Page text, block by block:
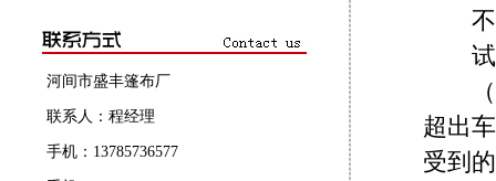
河间市盛丰篷布厂
联系人：程经理
手机：13785736577
不同
试验
（1
超出
受到